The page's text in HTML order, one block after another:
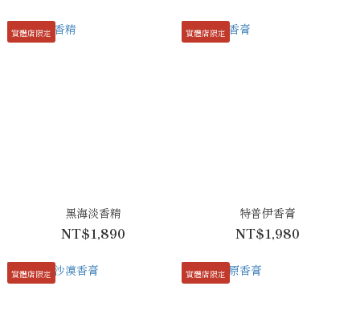
實體店限定
黑海淡香精
NT$1,890
實體店限定
特普伊香膏
NT$1,980
實體店限定 實體店限定